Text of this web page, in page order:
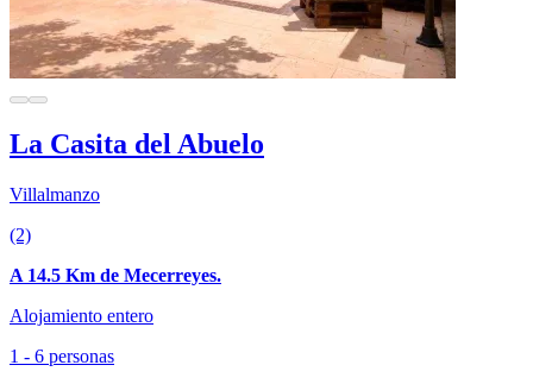
La Casita del Abuelo
Villalmanzo
(2)
A 14.5 Km de Mecerreyes.
Alojamiento entero
1 - 6 personas